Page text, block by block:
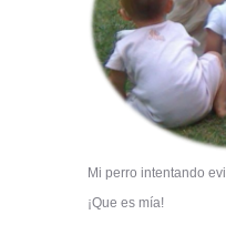
Mi perro intentando
¡Que es mía!